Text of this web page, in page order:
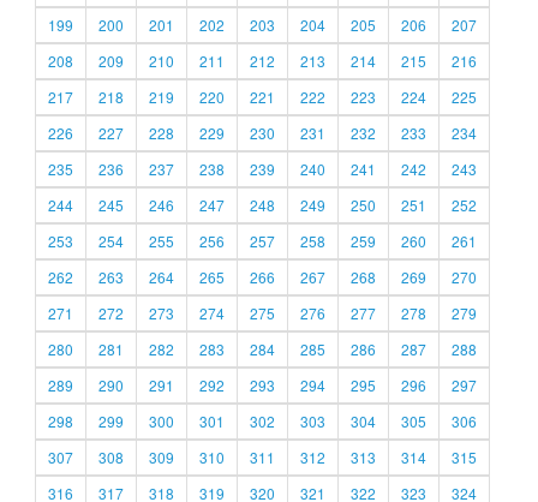
199
200 201 202 203 204 205 206
207
208
209 210 211 212 213 214 215
216
217
218 219 220 221 222 223 224
225
226
227 228 229 230 231 232 233
234
235
236 237 238 239 240 241 242
243
244
245 246 247 248 249 250 251
252
253
254 255 256 257 258 259 260
261
262
263 264 265 266 267 268 269
270
271
272 273 274 275 276 277 278
279
280
281 282 283 284 285 286 287
288
289
290 291 292 293 294 295 296
297
298
299 300 301 302 303 304 305
306
307
308 309 310 311 312 313 314
315
316
317 318 319 320 321 322 323 324